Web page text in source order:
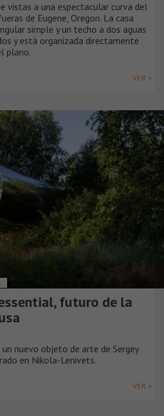
vistas a una espectacular curva del
de Eugene, Oregon. La casa
simple y un techo a dos aguas
y está organizada directamente
plano.
VER +
futuro de la
un nuevo objeto de arte de Sergey
en Nikola-Lenivets.
VER +